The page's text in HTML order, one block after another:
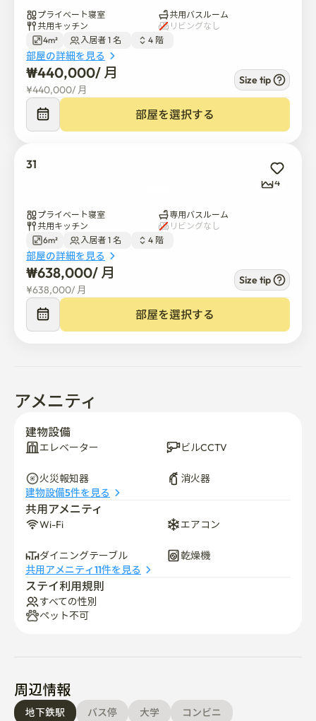
学生が多く居住している場所です。
新村駅と西江大学駅が近いため
ソウルのどこへでも移動が便利です。
Room Information
Please follow the rules below for a comfortable stay。
1. No Smoking
2. Noise
Please avoid noise or disturbance to other residents。
Outside guests are not allowed in the rooms。
4. No Cooking in Rooms
Cooking in rooms is not allowed。
5. No Heating Devices
Electric heating devices (electric blankets, heaters, etc.)
are not allowed。
6. Shoes
Please remove outside shoes and place them in the shoe
etc.) in the hallway。
Please receive food delivery at the entrance。
Delivery drivers are not allowed inside the building。
9. Trash & Recycling
General trash and recycling → Stairway recycling area
Food waste → Kitchen food waste bin
10. Laundry
Fee → 1,000 KRW / 60 minutes
Laundry racks → Stairway
11. Shared Items
Except for shared kitchen dishes, all other items must be
prepared individually。
The Wi-Fi password is on the sticker attached to the
✔ 新村駅 徒歩約3分
プライベート寝室
共用バスルーム
共用キッチン
リビングなし
4m²
入居者 1 名 4 階
部屋の詳細を見る
₩440,000/ 月
¥440,000/ 月
Size tip
部屋を選択する
31
4
プライベート寝室
専用バスルーム
共用キッチン
リビングなし
6m²
入居者 1 名 4 階
部屋の詳細を見る
₩638,000/ 月
¥638,000/ 月
Size tip
部屋を選択する
アメニティ
建物設備
エレベーター ビルCCTV
火災報知器
消火器
建物設備5件を見る
共用アメニティ
Wi-Fi エアコン
ダイニングテーブル
乾燥機
共用アメニティ11件を見る
ステイ利用規則
すべての性別
ペット不可
周辺情報
地下鉄駅 バス停 大学 コンビニ